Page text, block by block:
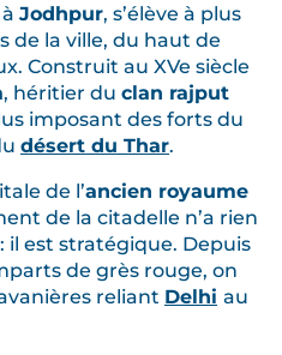
à Jodhpur, s’élève à plus
de la ville, du haut de
Construit au XVe siècle
, héritier du clan rajput
imposant des forts du
désert du Thar.
de l’ancien royaume
de la citadelle n’a rien
il est stratégique. Depuis
de grès rouge, on
reliant Delhi au